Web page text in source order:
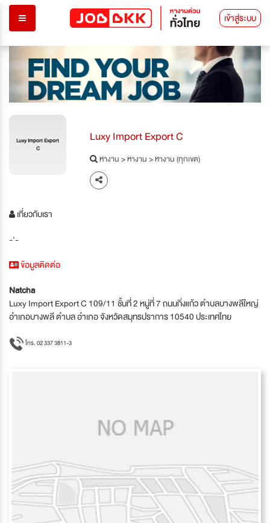
เข้าสู่ระบบ
Luxy Import Export
C
Luxy Import Export C
หางาน>หางาน>หางาน (ทุกเขต)
เกี่ยวกับเรา
-'-
ข้อมูลติดต่อ
Natcha
Luxy Import Export C 109/11 ชั้นที่่ 2 หมู่ที่ 7 ถนนกิ่งแก้ว ตำบลบางพลีใหญ่
อำเภอบางพลี ตำบล อำเภอ จังหวัดสมุทรปราการ 10540 ประเทศไทย
โทร. 02 337 3811-3